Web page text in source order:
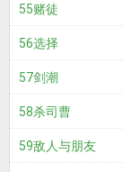
55赌徒
56选择
57剑潮
58杀司曹
59敌人与朋友